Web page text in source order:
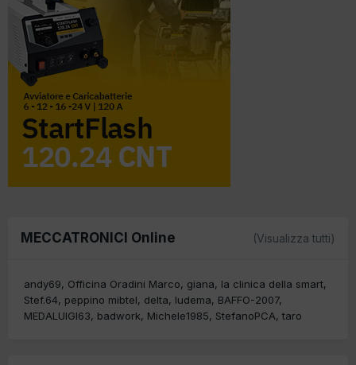
MECCATRONICI Online (Visualizza tutti)
andy69 Officina Oradini Marco giana
la clinica della smart
Stef.64
peppino mibtel delta ludema
BAFFO-2007
MEDALUIGI63
badwork Michele1985 StefanoPCA taro